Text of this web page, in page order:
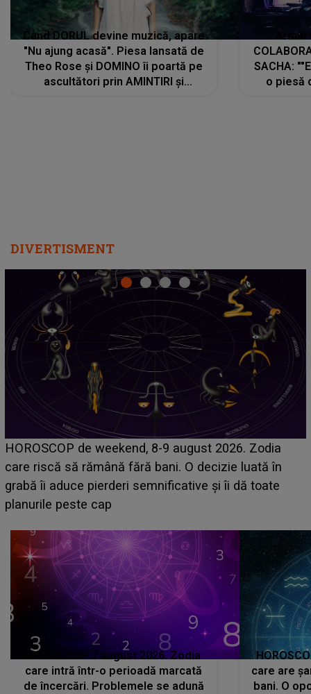
Când DORUL devine muzică, apare
"Nu ajung acasă". Piesa lansată de
Theo Rose și DOMINO îi poartă pe
ascultători prin AMINTIRI și
SACHA:
o piesă
DIVERTISMENT
Emanuel a ținut ACEST DETALIU ASCUNS până
acum! În fața Alexandrei, concurentul din Casa Iubirii
face o MĂRTURISIRE NEAȘTEPTATĂ despre mama
sa: "I-am spus și ei în față, eu nu te iubesc pentru
HOROSCOP 7 august 2026. Zodia
care intră într-o perioadă marcată
de încercări. Problemele se adună
care are
bani. O